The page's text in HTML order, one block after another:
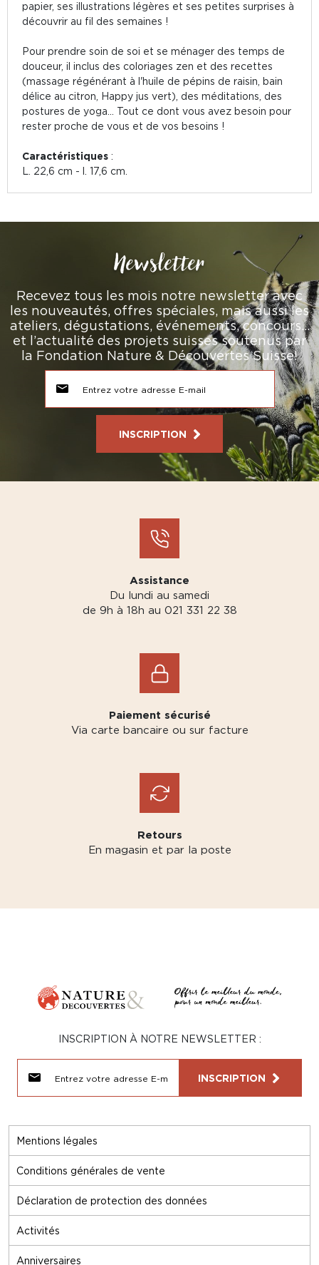
papier, ses illustrations légères et ses petites surprises à
découvrir au fil des semaines !
Pour prendre soin de soi et se ménager des temps de
douceur, il inclus des coloriages zen et des recettes
(massage régénérant à l'huile de pépins de raisin, bain
délice au citron, Happy jus vert), des méditations, des
postures de yoga... Tout ce dont vous avez besoin pour
rester proche de vous et de vos besoins !
Caractéristiques :
L. 22,6 cm - l. 17,6 cm.
Newsletter
Recevez tous les mois notre newsletter avec
les nouveautés, offres spéciales, mais aussi les
ateliers, dégustations, événements, concours…
et l’actualité des projets suisses soutenus par
la Fondation Nature & Découvertes Suisse!
INSCRIPTION
Assistance
Du lundi au samedi
de 9h à 18h au 021 331 22 38
Paiement sécurisé
Via carte bancaire ou sur facture
Retours
En magasin et par la poste
Mentions légales
Conditions générales de vente
Déclaration de protection des données
Activités
Anniversaires
INSCRIPTION À NOTRE NEWSLETTER :
INSCRIPTION